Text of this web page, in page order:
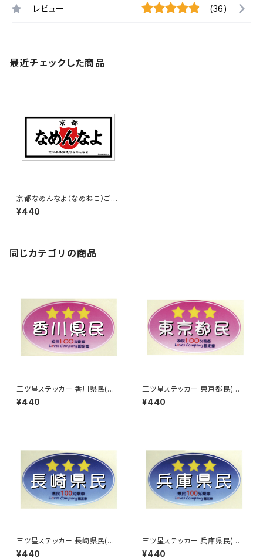
レビュー (36)
最近チェックした商品
京都なめんなよ（なめねこ）ご当
地ステッカー B-3
¥440
同じカテゴリの商品
三ツ星ステッカー 香川県民(ピ
ンク)
¥440
三ツ星ステッカー 東京都民(ピ
ンク)
¥440
三ツ星ステッカー 長崎県民(ブ
ルー)
¥440
三ツ星ステッカー 兵庫県民(ブ
ルー)
¥440